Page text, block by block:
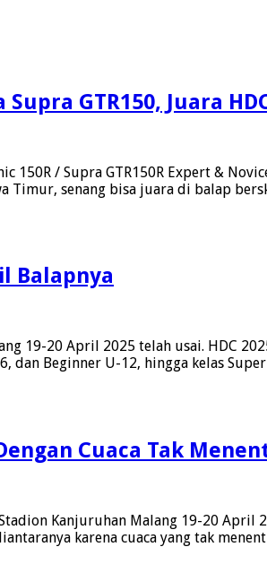
GTR150, Juara
150R / Supra GTR150R Expert &
Timur, senang bisa juara di balap
Balapnya
19-20 April 2025 telah usai. HDC
dan Beginner U-12, hingga kelas
Cuaca Tak
Kanjuruhan Malang 19-20 April
karena cuaca yang tak